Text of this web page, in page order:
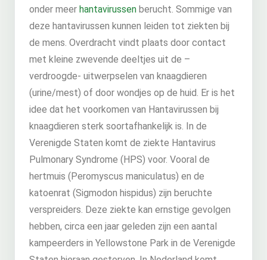
onder meer hantavirussen berucht. Sommige van
deze hantavirussen kunnen leiden tot ziekten bij
de mens. Overdracht vindt plaats door contact
met kleine zwevende deeltjes uit de –
verdroogde- uitwerpselen van knaagdieren
(urine/mest) of door wondjes op de huid. Er is het
idee dat het voorkomen van Hantavirussen bij
knaagdieren sterk soortafhankelijk is. In de
Verenigde Staten komt de ziekte Hantavirus
Pulmonary Syndrome (HPS) voor. Vooral de
hertmuis (Peromyscus maniculatus) en de
katoenrat (Sigmodon hispidus) zijn beruchte
verspreiders. Deze ziekte kan ernstige gevolgen
hebben, circa een jaar geleden zijn een aantal
kampeerders in Yellowstone Park in de Verenigde